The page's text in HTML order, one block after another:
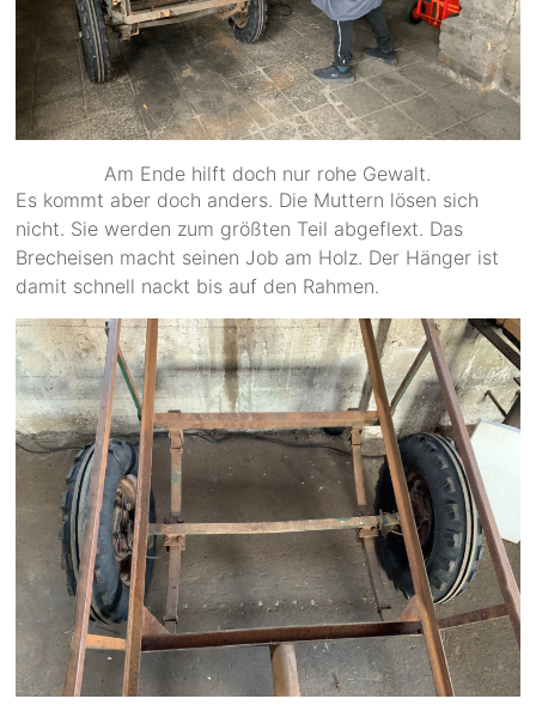
Am Ende hilft doch nur rohe Gewalt.
Es kommt aber doch anders. Die Muttern lösen sich
nicht. Sie werden zum größten Teil abgeflext. Das
Brecheisen macht seinen Job am Holz. Der Hänger ist
damit schnell nackt bis auf den Rahmen.